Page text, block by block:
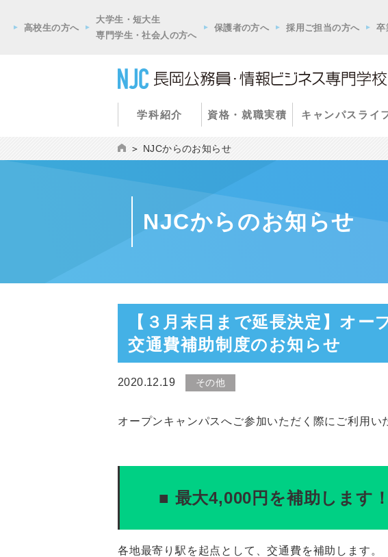
高校生の方へ
大学生・短大生
専門学生・社会人の方へ
保護者の方へ 採用ご担当の方へ 卒
学科紹介 資格・就職実積 キャンパスライ
NJCからのお知らせ
NJCからのお知らせ
【３月末日まで延長決定】オ
交通費補助制度のお知らせ
2020.12.19 その他
オープンキャンパスへご参加いただく際にご利用い
■ 最大4,000円を補助します！
各地最寄り駅を起点として、交通費を補助します。